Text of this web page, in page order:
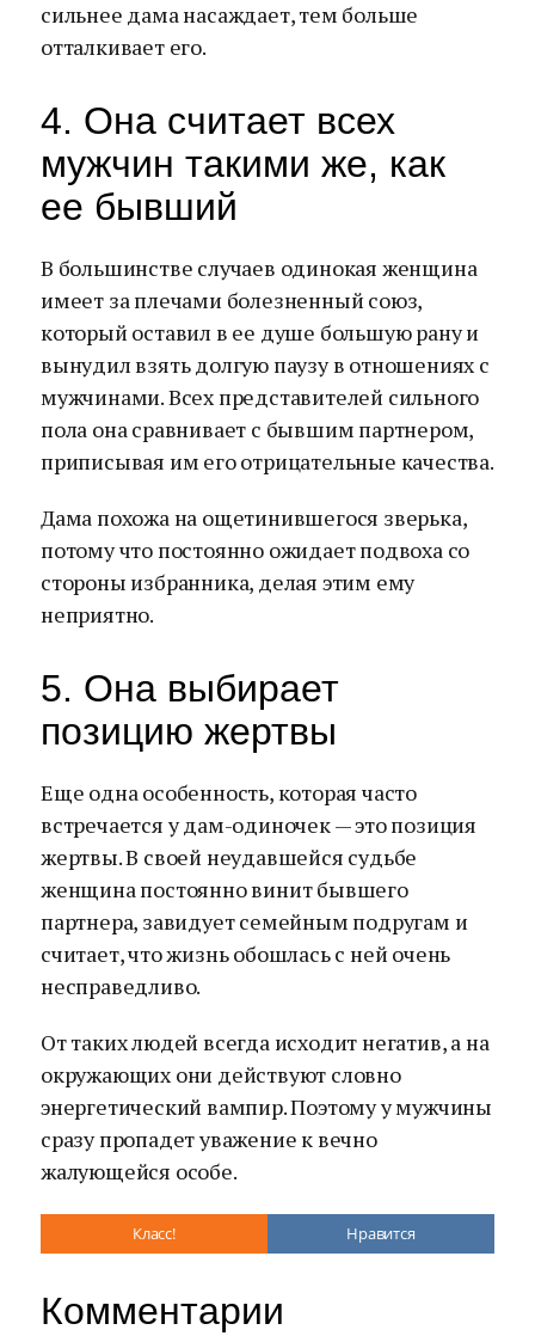
сильнее дама насаждает, тем больше
отталкивает его.
4. Она считает всех
мужчин такими же, как
ее бывший
В большинстве случаев одинокая женщина
имеет за плечами болезненный союз,
который оставил в ее душе большую рану и
вынудил взять долгую паузу в отношениях с
мужчинами. Всех представителей сильного
пола она сравнивает с бывшим партнером,
приписывая им его отрицательные качества.
Дама похожа на ощетинившегося зверька,
потому что постоянно ожидает подвоха со
стороны избранника, делая этим ему
неприятно.
5. Она выбирает
позицию жертвы
Еще одна особенность, которая часто
встречается у дам-одиночек — это позиция
жертвы. В своей неудавшейся судьбе
женщина постоянно винит бывшего
партнера, завидует семейным подругам и
считает, что жизнь обошлась с ней очень
несправедливо.
От таких людей всегда исходит негатив, а на
окружающих они действуют словно
энергетический вампир. Поэтому у мужчины
сразу пропадет уважение к вечно
жалующейся особе.
Класс! Нравится
Комментарии